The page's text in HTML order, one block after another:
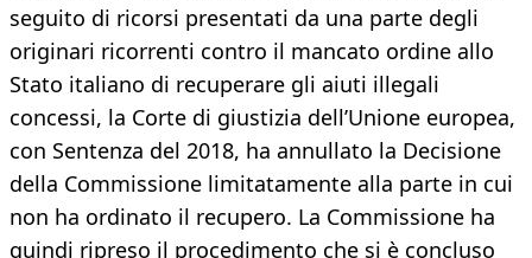
seguito di ricorsi presentati da una parte degli
originari ricorrenti contro il mancato ordine allo
Stato italiano di recuperare gli aiuti illegali
concessi, la Corte di giustizia dell’Unione europea,
con Sentenza del 2018, ha annullato la Decisione
della Commissione limitatamente alla parte in cui
non ha ordinato il recupero. La Commissione ha
quindi ripreso il procedimento che si è concluso